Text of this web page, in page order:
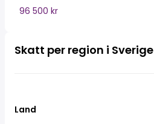
96 500 kr
Skatt per region i Sverige
Land